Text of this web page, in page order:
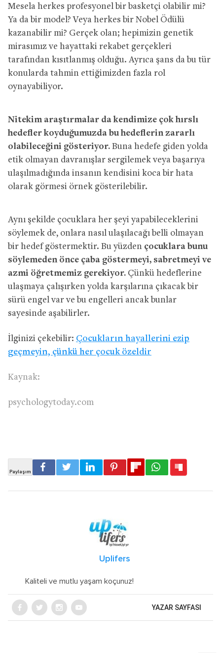
Mesela herkes profesyonel bir basketçi olabilir mi?
Ya da bir model? Veya herkes bir Nobel Ödülü
kazanabilir mi? Gerçek olan; hepimizin genetik
mirasımız ve hayattaki rekabet gerçekleri
tarafından kısıtlanmış olduğu. Ayrıca şans da bu tür
konularda tahmin ettiğimizden fazla rol
oynayabiliyor.
Nitekim araştırmalar da kendimize çok hırslı
hedefler koyduğumuzda bu hedeflerin zararlı
olabileceğini gösteriyor. Buna hedefe giden yolda
etik olmayan davranışlar sergilemek veya başarıya
ulaşılmadığında insanın kendisini koca bir hata
olarak görmesi örnek gösterilebilir.
Aynı şekilde çocuklara her şeyi yapabileceklerini
söylemek de, onlara nasıl ulaşılacağı belli olmayan
bir hedef göstermektir. Bu yüzden çocuklara bunu
söylemeden önce çaba göstermeyi, sabretmeyi ve
azmi öğretmemiz gerekiyor. Çünkü hedeflerine
ulaşmaya çalışırken yolda karşılarına çıkacak bir
sürü engel var ve bu engelleri ancak bunlar
sayesinde aşabilirler.
İlginizi çekebilir: Çocukların hayallerini ezip
geçmeyin, çünkü her çocuk özeldir
Kaynak:
psychologytoday.com
Uplifers
Kaliteli ve mutlu yaşam koçunuz!
YAZAR SAYFASI